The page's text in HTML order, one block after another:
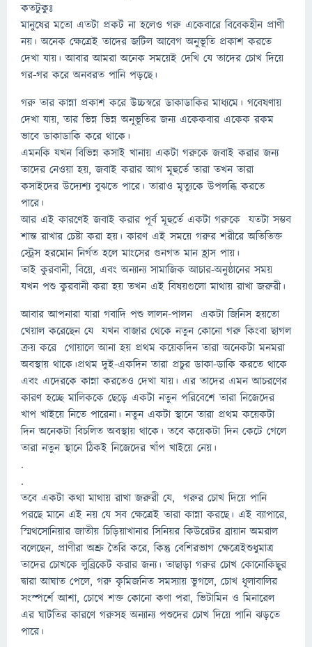
কতটুকুঃ
মানুষের মতো এতটা প্রকট না হলেও গরু একেবারে বিবেকহীন প্রাণী
নয়। অনেক ক্ষেত্রেই তাদের জটিল আবেগ অনুভূতি প্রকাশ করতে
দেখা যায়। আবার আমরা অনেক সময়েই দেখি যে তাদের চোখ দিয়ে
গর-গর করে অনবরত পানি পড়ছে।
গরু তার কান্না প্রকাশ করে উচ্চস্বরে ডাকাডাকির মাধ্যমে। গবেষণায়
দেখা যায়, তার ভিন্ন ভিন্ন অনূভূতির জন্য একেকবার একেক রকম
ভাবে ডাকাডাকি করে থাকে।
এমনকি যখন বিভিন্ন কসাই খানায় একটা গরুকে জবাই করার জন্য
তাদের নেওয়া হয়, জবাই করার আগ মূহুর্তে তারা তখন তারা
কসাইদের উদ্যেশ্য বুঝতে পারে। তারাও মৃত্যুকে উপলব্ধি করতে
পারে।
আর এই কারণেই জবাই করার পূর্ব মূহুর্তে একটা গরুকে যতটা সম্ভব
শান্ত রাখার চেষ্টা করা হয়। কারণ এই সময়ে গরুর শরীরে অতিতিক্ত
স্ট্রেস হরমোন নির্গত হলে মাংসের গুনগত মান হ্রাস পায়।
তাই কুরবানী, বিয়ে, এবং অন্যান্য সামাজিক আচার-অনুষ্ঠানের সময়
যখন পশু কুরবানী করা হয় তখন এই বিষয়গুলো মাথায় রাখা জরুরী।
আবার আপনারা যারা গবাদি পশু লালন-পালন একটা জিনিস হয়তো
খেয়াল করেছেন যে যখন বাজার থেকে নতুন কোনো গরু কিংবা ছাগল
ক্রয় করে গোয়ালে আনা হয় প্রথম কয়েকদিন তারা অনেকটা মনমরা
অবস্থায় থাকে।প্রথম দুই-একদিন তারা প্রচুর ডাকা-ডাকি করতে থাকে
এবং এদেরকে কান্না করতেও দেখা যায়। এর তাদের এমন আচরণের
কারণ হচ্ছে মালিককে ছেড়ে একটা নতুন পরিবেশে তারা নিজেদের
খাপ খাইয়ে নিতে পারেনা। নতুন একটা স্থানে তারা প্রথম কয়েকটা
দিন অনেকটা বিচলিত অবস্থায় থাকে। তবে কয়েকটা দিন কেটে গেলে
তারা নতুন স্থানে ঠিকই নিজেদের খাঁপ খাইয়ে নেয়।
.
.
তবে একটা কথা মাথায় রাখা জরুরী যে, গরুর চোখ দিয়ে পানি
পরছে মানে এই নয় যে সব ক্ষেত্রেই তারা কান্না করছে। এই ব্যাপারে,
স্মিথসোনিয়ার জাতীয় চিড়িয়াখানার সিনিয়র কিউরেটর ব্রায়ান অমরাল
বলেছেন, প্রাণীরা অশ্রু তৈরি করে, কিন্তু বেশিরভাগ ক্ষেত্রেইশুধুমাত্র
তাদের চোখকে লুব্রিকেট করার জন্য। তাছাড়া গরুর চোখ কোনোকিছুর
দ্বারা আঘাত পেলে, গরু কৃমিজনিত সমস্যায় ভুগলে, চোখ ধূলাবালির
সংস্পর্শে আশা, চোখে শক্ত কোনো কণা পরা, ভিটামিন ও মিনারেল
এর ঘাটতির কারণে গরুসহ অন্যান্য পশুদের চোখ দিয়ে পানি ঝড়তে
পারে।